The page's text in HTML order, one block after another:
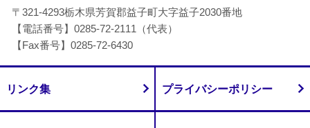
〒321-4293栃木県芳賀郡益子町大字益子2030番地
【電話番号】0285-72-2111（代表）
【Fax番号】0285-72-6430
リンク集 プライバシーポリシー